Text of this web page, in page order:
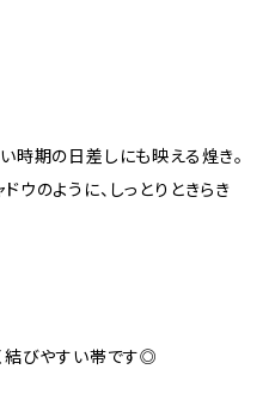
時期の日差しにも映える煌き。
ウのように、しっとりときらき
結びやすい帯です◎